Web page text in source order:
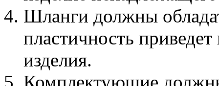
Шланги должны
пластичность
изделия.